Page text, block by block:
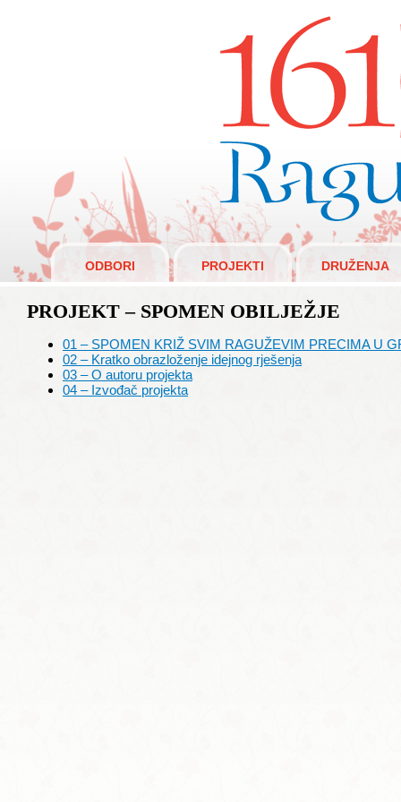
Raguži 1610.
ODBORI PROJEKTI DRUŽENJA
PROJEKT – SPOMEN OBILJEŽJE
01 – SPOMEN KRIŽ SVIM RAGUŽEVIM PRECIMA U
02 – Kratko obrazloženje idejnog rješenja
03 – O autoru projekta
04 – Izvođač projekta